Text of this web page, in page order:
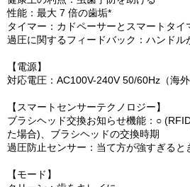
性能：最大 7 倍の歯垢*
タイマー：カドペーサーとスマートタイ
過圧に関するフィードバック：ハンドル
【電源】
対応電圧：AC100V-240V 50/60Hz（海外
【スマートセンサーテクノロジー】
ブラシヘッド交換お知らせ機能：○
た場合)、ブラシヘッドの交換時期
過圧防止センサー：当て方が強すぎると
【モード】